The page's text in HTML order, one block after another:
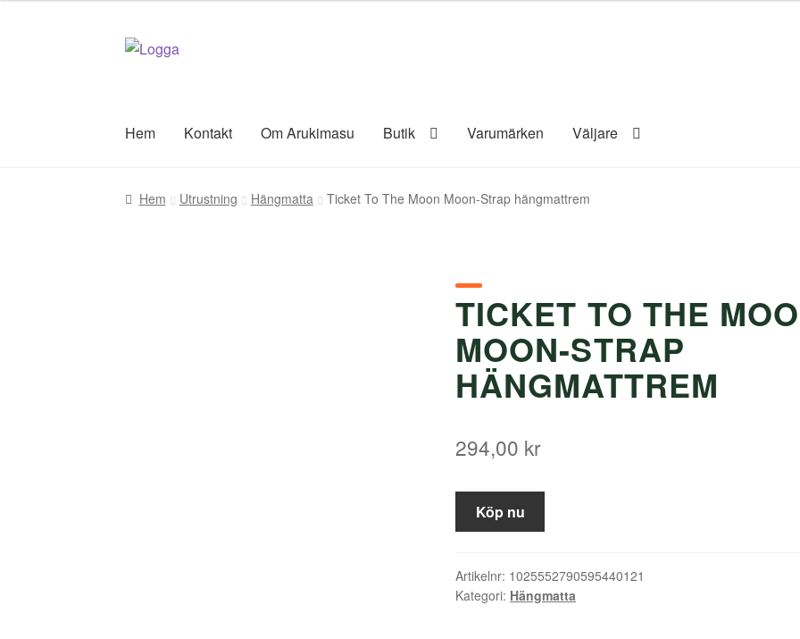
Hoppa
Hoppa
Hem Kontakt Om Arukimasu Butik Varumärken Väljare
Hem Utrustning Hängmatta Ticket To The Moon Moon-Strap hängmattrem
TICKET TO THE
MOON-STRAP
HÄNGMATTREM
294,00 kr
Köp nu
Artikelnr: 1025552790595440121
Kategori: Hängmatta